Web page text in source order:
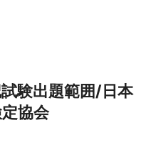
験出題範囲/日本
協会